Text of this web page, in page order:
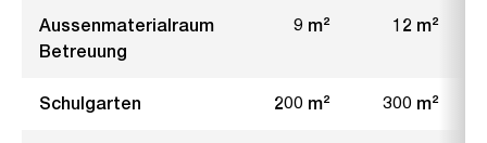
G
s
Aussenmaterialraum
Betreuung
9 m² 12 m²
Schulgarten 200 m² 300 m²